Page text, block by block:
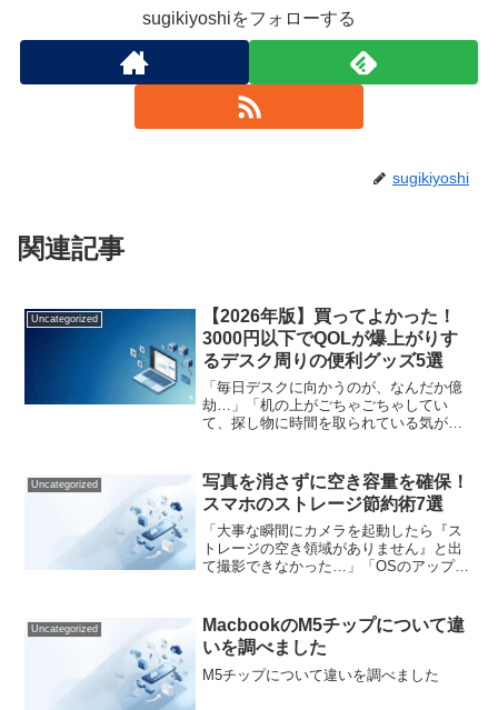
sugikiyoshiをフォローする
sugikiyoshi
関連記事
Uncategorized
【2026年版】買ってよかった！
3000円以下でQOLが爆上がりす
るデスク周りの便利グッズ5選
「毎日デスクに向かうのが、なんだか億
劫…」「机の上がごちゃごちゃしてい
て、探し物に時間を取られている気がす
宅ワークや家計簿管理をする主婦の方
も、1日の多くの時間をデスク...
Uncategorized
写真を消さずに空き容量を確保！
スマホのストレージ節約術7選
「大事な瞬間にカメラを起動したら『ス
トレージの空き領域がありません』と出
て撮影できなかった…」「OSのアップデ
という通知が消えなくてストレス…」毎
日使うスマホだからこそ、...
Uncategorized
MacbookのM5チップについて違
いを調べました
M5チップについて違いを調べました